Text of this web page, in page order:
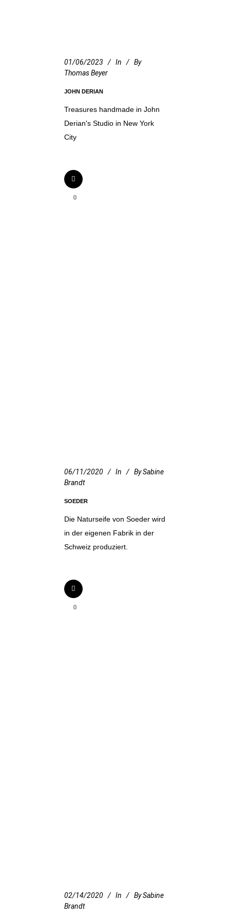
01/06/2023 In
By
Thomas Beyer
JOHN DERIAN
Treasures handmade in John
Derian's Studio in New York
City
0
06/11/2020 In BySabine
Brandt
SOEDER
Die Naturseife von Soeder wird
in der eigenen Fabrik in der
Schweiz produziert.
0
02/14/2020 In BySabine
Brandt